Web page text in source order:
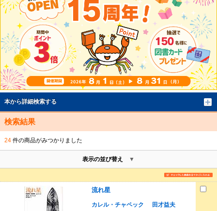
本から詳細検索する
検索結果
24件の商品がみつかりました
表示の並び替え
流れ星
カレル・チャペック
田才益夫